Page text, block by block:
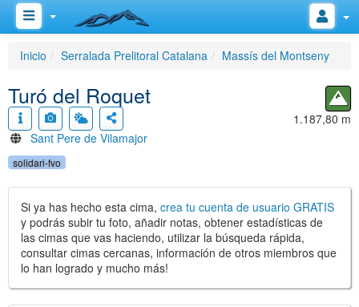
Inicio Serralada Prelitoral Catalana Massís del Montseny
Turó del Roquet
Sant Pere de Vilamajor
1.187,80 m
solidari-fvo
Si ya has hecho esta cima, crea tu cuenta de usuario GRATIS
y podrás subir tu foto, añadir notas, obtener estadísticas de
las cimas que vas haciendo, utilizar la búsqueda rápida,
consultar cimas cercanas, información de otros miembros que
lo han logrado y mucho más!